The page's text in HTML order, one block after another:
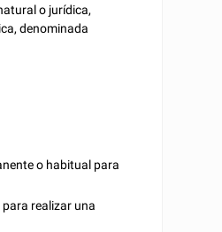
o jurídica,
denominada
o habitual para
realizar una